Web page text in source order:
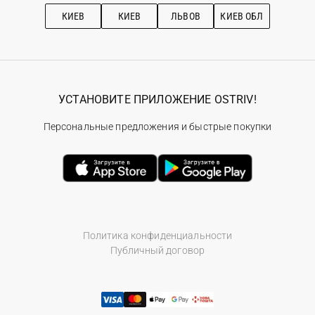
КИЕВ КИЕВ ЛЬВОВ КИЕВ ОБЛ
Политика конфиденциальности
Публичный договор
УСТАНОВИТЕ ПРИЛОЖЕНИЕ OSTRIV!
Персональные предложения и быстрые покупки